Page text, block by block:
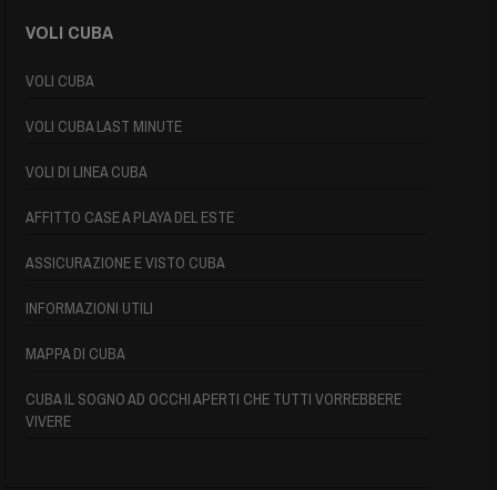
VOLI CUBA
VOLI CUBA
VOLI CUBA LAST MINUTE
VOLI DI LINEA CUBA
AFFITTO CASE A PLAYA DEL ESTE
ASSICURAZIONE E VISTO CUBA
INFORMAZIONI UTILI
MAPPA DI CUBA
CUBA IL SOGNO AD OCCHI APERTI CHE TUTTI VORREBBERE
VIVERE